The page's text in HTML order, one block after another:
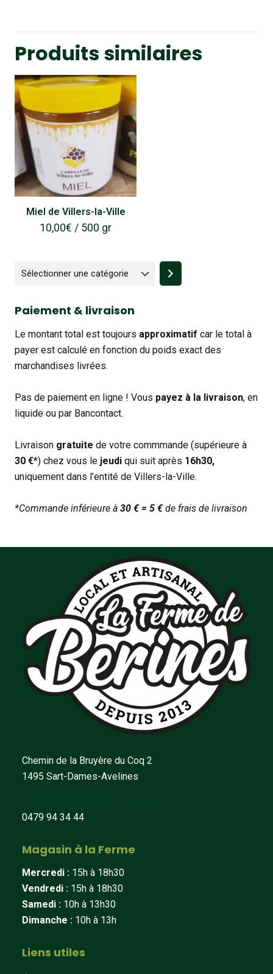
Produits similaires
Miel de Villers-la-Ville
10,00€ / 500 gr
Sélectionner
une
Paiement & livraison
Le montant total est toujours approximatif car le total à
payer est calculé en fonction du poids exact des
marchandises livrées.
Pas de paiement en ligne ! Vous payez à la livraison, en
liquide ou par Bancontact.
Livraison gratuite de votre commmande (supérieure à
30 €*) chez vous le jeudi qui suit après 16h30,
uniquement dans l’entité de Villers-la-Ville.
*Commande inférieure à 30 € = 5 €de frais de livraison
Chemin de la Bruyère du Coq 2
1495 Sart-Dames-Avelines
0479 94 34 44
Magasin à la Ferme
Mercredi : 15h à 18h30
Vendredi : 15h à 18h30
Samedi : 10h à 13h30
Dimanche : 10h à 13h
Liens utiles